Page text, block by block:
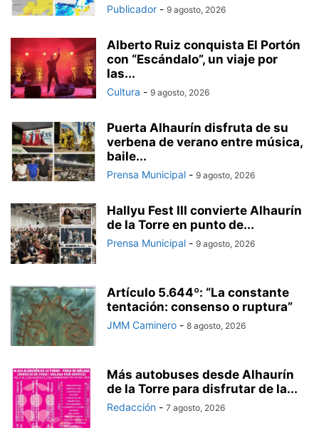
Publicador - 9 agosto, 2026
Alberto Ruiz conquista El Portón
con “Escándalo”, un viaje por
las...
Cultura - 9 agosto, 2026
Puerta Alhaurín disfruta de su
verbena de verano entre música,
baile...
Prensa Municipal - 9 agosto, 2026
Hallyu Fest III convierte Alhaurín
de la Torre en punto de...
Prensa Municipal - 9 agosto, 2026
Artículo 5.644º: “La constante
tentación: consenso o ruptura”
JMM Caminero - 8 agosto, 2026
Más autobuses desde Alhaurín
de la Torre para disfrutar de la...
Redacción - 7 agosto, 2026